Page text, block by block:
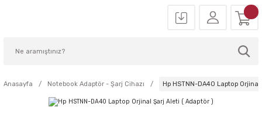
Anasayfa Notebook Adaptör - Şarj Cihazı Hp HSTNN-DA40 Laptop